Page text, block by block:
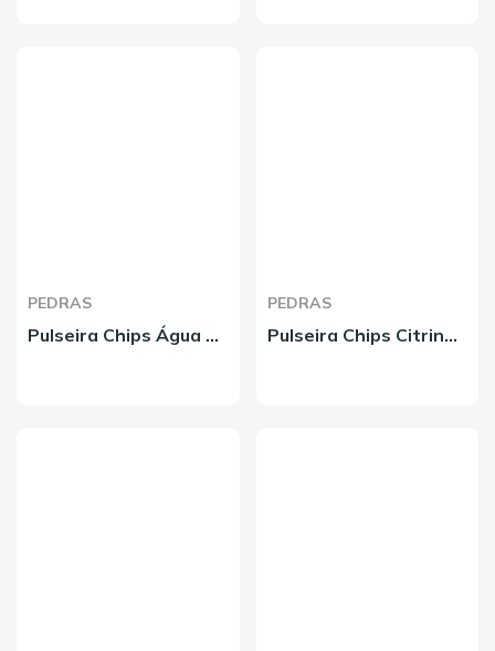
PEDRAS
Pulseira Chips Água Marinha
PEDRAS
Pulseira Chips Citrino Brasil